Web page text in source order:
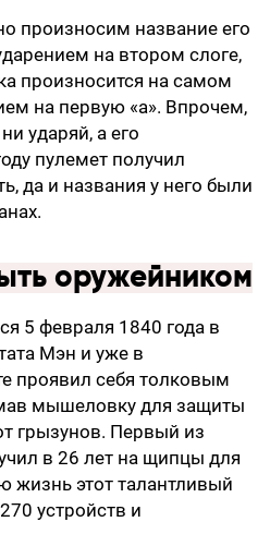
произносим название его
на втором слоге,
произносится на самом
на первую «а». Впрочем,
ударяй, а его
пулемет получил
да и названия у него были
оружейником
5 февраля 1840 года в
Мэн и уже в
проявил себя толковым
мышеловку для защиты
грызунов. Первый из
в 26 лет на щипцы для
жизнь этот талантливый
устройств и